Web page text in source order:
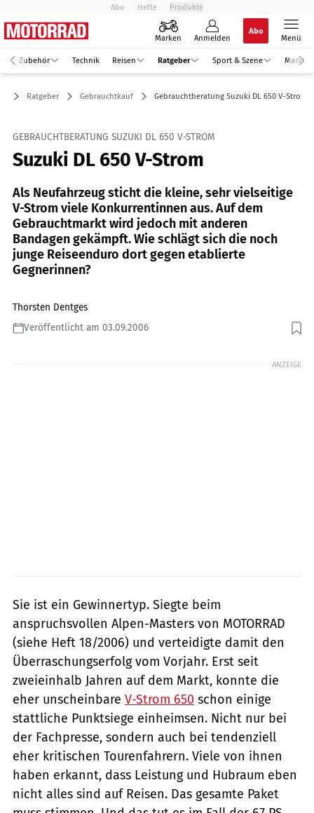
Abo Hefte Produkte
Marken Anmelden
Abo
Menü
Zubehör Technik Reisen Ratgeber Sport & Szene Markt
Ratgeber Gebrauchtkauf Gebrauchtberatung Suzuki DL 650 V-Strom
GEBRAUCHTBERATUNG SUZUKI DL 650 V-STROM
Suzuki DL 650 V-Strom
Als Neufahrzeug sticht die kleine, sehr vielseitige
V-Strom viele Konkurrentinnen aus. Auf dem
Gebrauchtmarkt wird jedoch mit anderen
Bandagen gekämpft. Wie schlägt sich die noch
junge Reiseenduro dort gegen etablierte
Gegnerinnen?
Thorsten Dentges
Veröffentlicht am 03.09.2006
Foto: fact
ANZEIGE
Sie ist ein Gewinnertyp. Siegte beim
anspruchsvollen Alpen-Masters von MOTORRAD
(siehe Heft 18/2006) und verteidigte damit den
Überraschungserfolg vom Vorjahr. Erst seit
zweieinhalb Jahren auf dem Markt, konnte die
eher unscheinbare V-Strom 650 schon einige
stattliche Punktsiege einheimsen. Nicht nur bei
der Fachpresse, sondern auch bei tendenziell
eher kritischen Tourenfahrern. Viele von ihnen
haben erkannt, dass Leistung und Hubraum eben
nicht alles sind auf Reisen. Das gesamte Paket